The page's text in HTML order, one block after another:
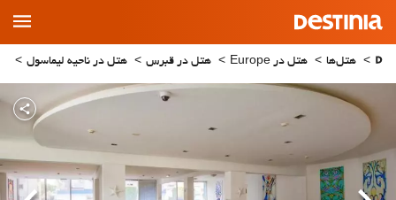
Main
Menu
هتل‌ها هتل در Europe هتل در قبرس هتل در ناحیه لیماسول